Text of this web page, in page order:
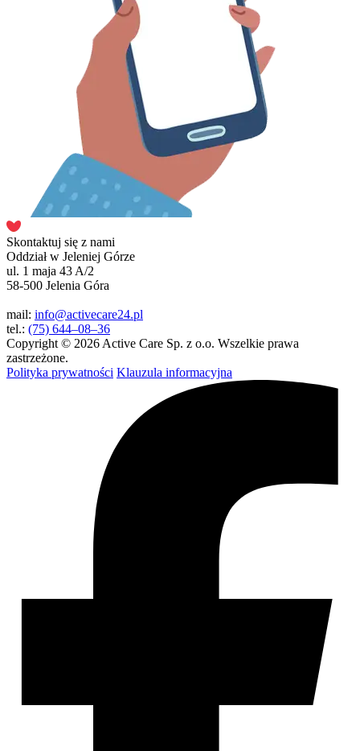
Skontaktuj się z nami
Oddział w Jeleniej Górze
ul. 1 maja 43 A/2
58-500 Jelenia Góra
mail: info@activecare24.pl
tel.: (75) 644–08–36
Copyright © 2026 Active Care Sp. z o.o. Wszelkie prawa
zastrzeżone.
Polityka prywatności Klauzula informacyjna